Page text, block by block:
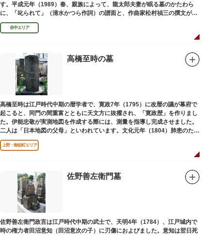
す。平成元年（1989）春、親族によって、龍太郎夫妻が眠る墓のかたわら
に、「叱られて」（清水かつら作詞）の譜面と、作曲家松村禎三の撰文が浮
き彫りされる碑が建立されました。
谷中エリア
高橋至時の墓
高橋至時は江戸時代中期の暦学者で、寛政7年（1795）に改暦の議が幕府で
起こると、同門の間重富とともに天文方に抜擢され、「寛政歴」を作りまし
た。伊能忠敬が実測地図を作成する際には、測量を指導し完成させました。
二人は「日本地図の父母」といわれています。文化元年（1804）肺患のため
没しました。お墓は源空寺（げんくうじ）にあります。
上野・御徒町エリア
佐野善左衛門墓
佐野善左衛門政言は江戸時代中期の武士で、天明4年（1784）、江戸城内で
時の権力者田沼意知（田沼意次の子）に刃傷におよびました。意知は翌日死